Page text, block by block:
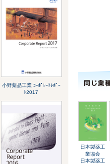
小野薬品工業 ｺｰﾎﾟﾚｰﾄﾚﾎﾟｰ
ﾄ2017
日本製薬工
業協会
日本製薬工